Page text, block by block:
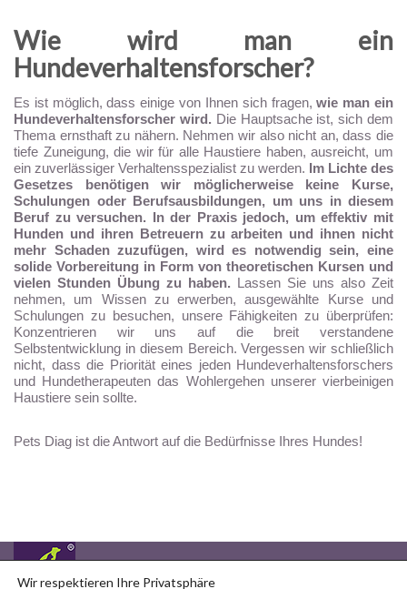
Wie wird man ein
Hundeverhaltensforscher?
Es ist möglich, dass einige von Ihnen sich fragen,wie man ein
Hundeverhaltensforscher wird. Die Hauptsache ist, sich dem
Thema ernsthaft zu nähern. Nehmen wir also nicht an, dass die
tiefe Zuneigung, die wir für alle Haustiere haben, ausreicht, um
ein zuverlässiger Verhaltensspezialist zu werden. Im Lichte des
Gesetzes benötigen wir möglicherweise keine Kurse,
Schulungen oder Berufsausbildungen, um uns in diesem
Beruf zu versuchen. In der Praxis jedoch, um effektiv mit
Hunden und ihren Betreuern zu arbeiten und ihnen nicht
mehr Schaden zuzufügen, wird es notwendig sein, eine
solide Vorbereitung in Form von theoretischen Kursen und
vielen Stunden Übung zu haben. Lassen Sie uns also Zeit
nehmen, um Wissen zu erwerben, ausgewählte Kurse und
Schulungen zu besuchen, unsere Fähigkeiten zu überprüfen:
Konzentrieren wir uns auf die breit verstandene
Selbstentwicklung in diesem Bereich. Vergessen wir schließlich
nicht, dass die Priorität eines jeden Hundeverhaltensforschers
und Hundetherapeuten das Wohlergehen unserer vierbeinigen
Haustiere sein sollte.
Pets Diag ist die Antwort auf die Bedürfnisse Ihres Hundes!
Wir respektieren Ihre Privatsphäre